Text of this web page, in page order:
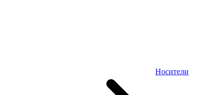
Носители